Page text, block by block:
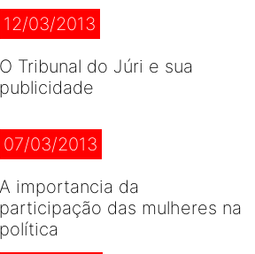
12/03/2013
O Tribunal do Júri e sua
publicidade
07/03/2013
A importancia da
participação das mulheres na
política